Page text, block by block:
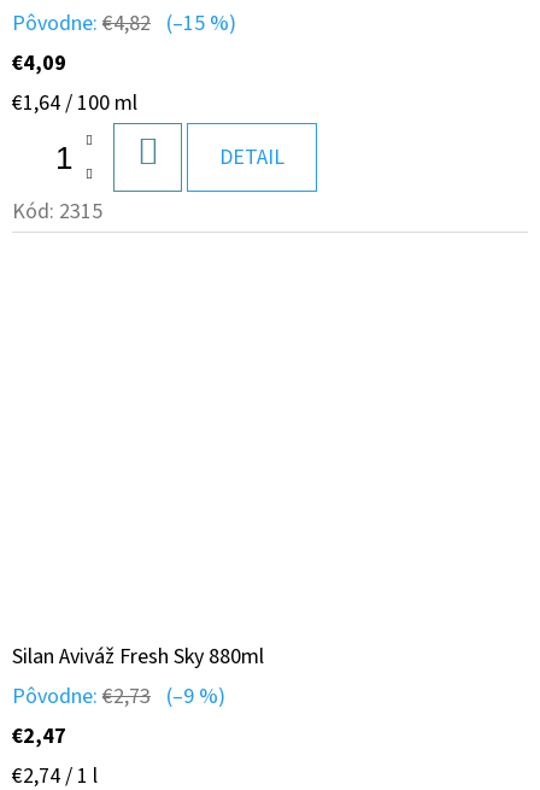
Pôvodne: €4,82 (–15 %)
€4,09
Jednotková
€1,64 / 100 ml
KOŠÍKA
DETAIL
Kód: 2315
Silan Aviváž Fresh Sky 880ml
Pôvodne: €2,73 (–9 %)
€2,47
Jednotková
€2,74 / 1 l